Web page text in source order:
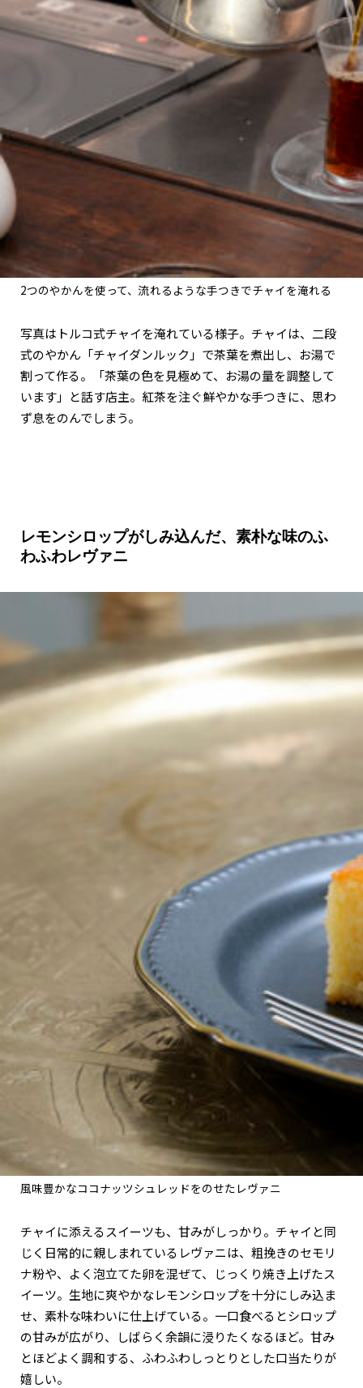
2つのやかんを使って、流れるような手つきでチャイを淹れる
写真はトルコ式チャイを淹れている様子。チャイは、二段
式のやかん「チャイダンルック」で茶葉を煮出し、お湯で
割って作る。「茶葉の色を見極めて、お湯の量を調整して
います」と話す店主。紅茶を注ぐ鮮やかな手つきに、思わ
ず息をのんでしまう。
レモンシロップがしみ込んだ、素朴な味のふ
わふわレヴァニ
風味豊かなココナッツシュレッドをのせたレヴァニ
チャイに添えるスイーツも、甘みがしっかり。チャイと同
じく日常的に親しまれているレヴァニは、粗挽きのセモリ
ナ粉や、よく泡立てた卵を混ぜて、じっくり焼き上げたス
イーツ。生地に爽やかなレモンシロップを十分にしみ込ま
せ、素朴な味わいに仕上げている。一口食べるとシロップ
の甘みが広がり、しばらく余韻に浸りたくなるほど。甘み
とほどよく調和する、ふわふわしっとりとした口当たりが
嬉しい。